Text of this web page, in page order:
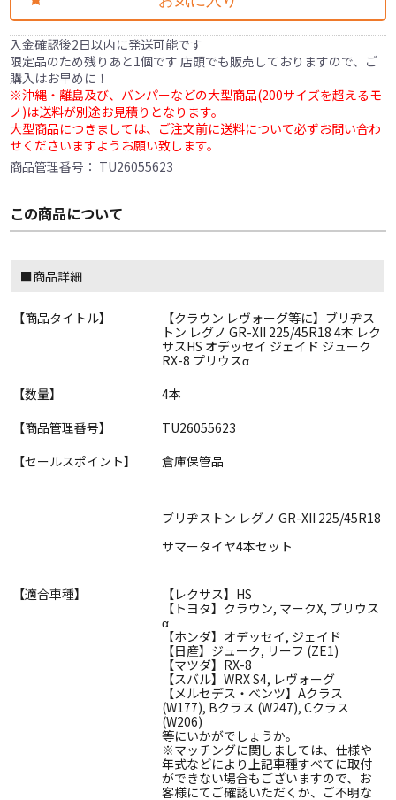
入金確認後2日以内に発送可能です
限定品のため残りあと1個です 店頭でも販売しておりますので、ご
購入はお早めに！
※沖縄・離島及び、バンパーなどの大型商品(200サイズを超えるモ
ノ)は送料が別途お見積りとなります。
大型商品につきましては、ご注文前に送料について必ずお問い合わ
せくださいますようお願い致します。
商品管理番号： TU26055623
この商品について
■商品詳細
【商品タイトル】
【クラウン レヴォーグ等に】ブリヂス
トン レグノ GR-XII 225/45R18 4本 レク
サスHS オデッセイ ジェイド ジューク
RX-8 プリウスα
【数量】
4本
【商品管理番号】
TU26055623
【セールスポイント】
倉庫保管品
ブリヂストン レグノ GR-XII 225/45R18
サマータイヤ4本セット
【適合車種】
【レクサス】HS
【トヨタ】クラウン, マークX, プリウス
α
【ホンダ】オデッセイ, ジェイド
【日産】ジューク, リーフ (ZE1)
【マツダ】RX-8
【スバル】WRX S4, レヴォーグ
【メルセデス・ベンツ】Aクラス
(W177), Bクラス (W247), Cクラス
(W206)
等にいかがでしょうか。
※マッチングに関しましては、仕様や
年式などにより上記車種すべてに取付
ができない場合もございますので、お
客様にてご確認いただくか、ご不明な